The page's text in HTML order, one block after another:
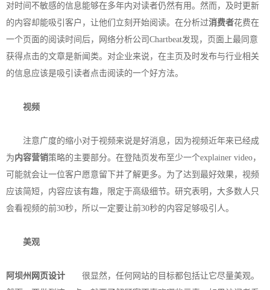
对时间不敏感的信息能够在多年内对读者仍然有用。然而，及时更新
的内容却能吸引客户，让他们立刻开始阅读。在分析过消费者花费在
一个页面的阅读时间后，网络分析公司Chartbeat发现，页面上最同意
获得点击的文章是新闻类。对企业来说，在主页及时发布与行业相关
的信息应该是吸引读者点击阅读的一个好方法。
视频
注意广度的缩小对于视频来说是好消息，因为视频近年来已经成
为内容营销策略的主要部分。在登陆页发布至少一个explainer video，
可能就会让一位客户愿意留下并了解更多。为了达到最好效果，视频
应该简短，内容应该有趣，限定于高级细节。研究表明，大多数人只
会看视频的前30秒，所以一定要让前30秒的内容足够吸引人。
美观
阿坝州 网页设计 很显然，任何网站的目标都包括让它尽量美观。